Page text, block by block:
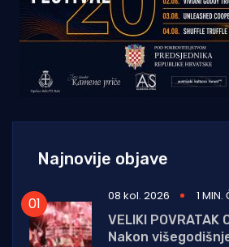
Najnovije objave
08 kol. 2026
1 MIN.
VELIKI POVRATAK
Nakon